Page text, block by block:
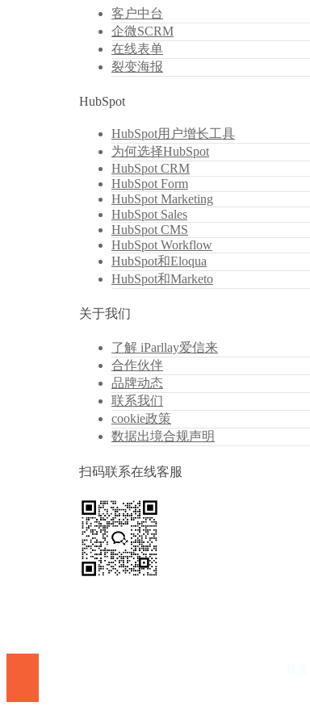
客户中台
企微SCRM
在线表单
裂变海报
HubSpot
HubSpot用户增长工具
为何选择HubSpot
HubSpot CRM
HubSpot Form
HubSpot Marketing
HubSpot Sales
HubSpot CMS
HubSpot Workflow
HubSpot和Eloqua
HubSpot和Marketo
关于我们
了解 iParllay爱信来
合作伙伴
品牌动态
联系我们
cookie政策
数据出境合规声明
扫码联系在线客服